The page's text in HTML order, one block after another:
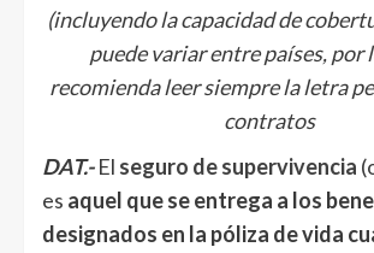
(incluyendo la capacidad de
puede variar entre países, por
recomienda leer siempre la letra
contratos
DAT.-El seguro de supervivencia
es aquel que se entrega a los
designados en la póliza de vida